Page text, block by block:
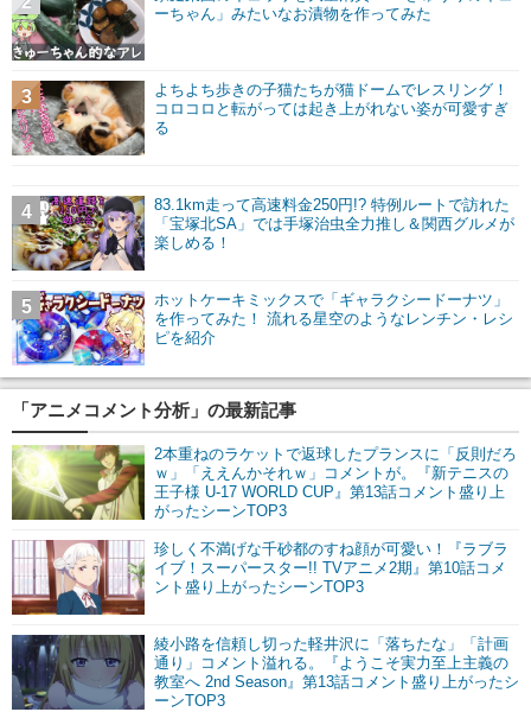
ーちゃん」みたいなお漬物を作ってみた
よちよち歩きの子猫たちが猫ドームでレスリング！
コロコロと転がっては起き上がれない姿が可愛すぎ
る
3
83.1km走って高速料金250円!? 特例ルートで訪れた
「宝塚北SA」では手塚治虫全力推し＆関西グルメが
楽しめる！
4
ホットケーキミックスで「ギャラクシードーナツ」
を作ってみた！ 流れる星空のようなレンチン・レシ
ピを紹介
5
「アニメコメント分析」の最新記事
2本重ねのラケットで返球したプランスに「反則だろ
ｗ」「ええんかそれｗ」コメントが。『新テニスの
王子様 U-17 WORLD CUP』第13話コメント盛り上
がったシーンTOP3
珍しく不満げな千砂都のすね顔が可愛い！『ラブラ
イブ！スーパースター!! TVアニメ2期』第10話コメ
ント盛り上がったシーンTOP3
綾小路を信頼し切った軽井沢に「落ちたな」「計画
通り」コメント溢れる。『ようこそ実力至上主義の
教室へ 2nd Season』第13話コメント盛り上がったシ
ーンTOP3